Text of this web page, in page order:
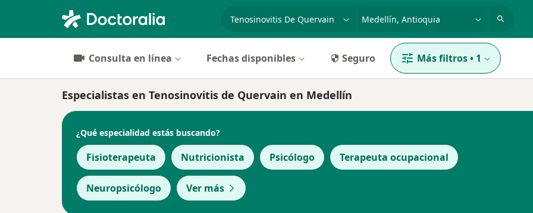
p. ej. Bogotá
Consulta en línea Fechas disponibles Seguro Más filtros• 1
Especialistas en Tenosinovitis de Quervain en Medellín
¿Qué especialidad estás buscando?
Fisioterapeuta Nutricionista Psicólogo Terapeuta ocupacional
Neuropsicólogo Ver más